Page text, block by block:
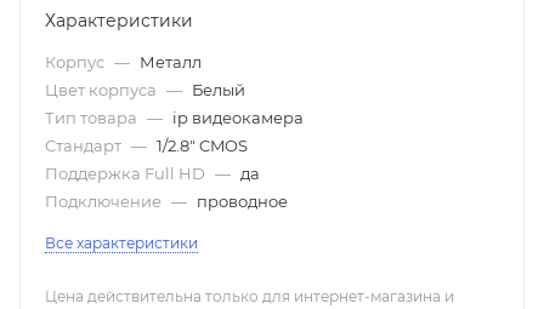
Характеристики
Корпус — Металл
Цвет корпуса — Белый
Тип товара — ip видеокамера
Стандарт — 1/2.8" CMOS
Поддержка Full HD — да
Подключение — проводное
Все характеристики
Цена действительна только для интернет-магазина и